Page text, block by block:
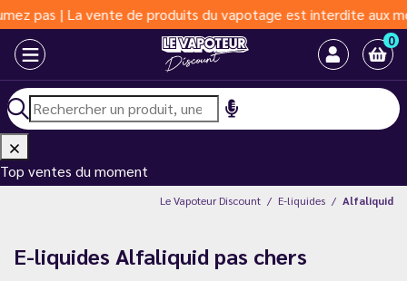
produits du vapotage est interdite aux moins de 18 ans |
0
Top ventes du moment
Le Vapoteur Discount E-liquides Alfaliquid
E-liquides Alfaliquid pas chers